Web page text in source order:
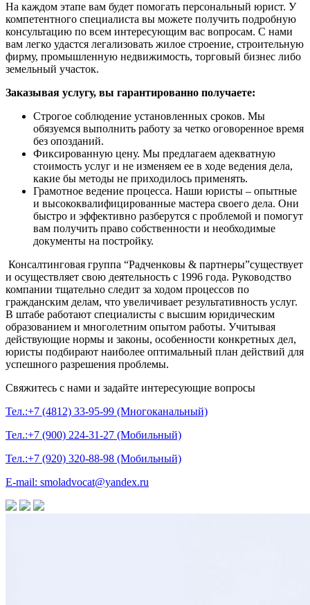
На каждом этапе вам будет помогать персональный юрист. У
компетентного специалиста вы можете получить подробную
консультацию по всем интересующим вас вопросам. С нами
вам легко удастся легализовать жилое строение, строительную
фирму, промышленную недвижимость, торговый бизнес либо
земельный участок.
Заказывая услугу, вы гарантированно получаете:
Строгое соблюдение установленных сроков. Мы
обязуемся выполнить работу за четко оговоренное время
без опозданий.
Фиксированную цену. Мы предлагаем адекватную
стоимость услуг и не изменяем ее в ходе ведения дела,
какие бы методы не приходилось применять.
Грамотное ведение процесса. Наши юристы – опытные
и высококвалифицированные мастера своего дела. Они
быстро и эффективно разберутся с проблемой и помогут
вам получить право собственности и необходимые
документы на постройку.
Консалтинговая группа “Радченковы & партнеры”существует
и осуществляет свою деятельность с 1996 года. Руководство
компании тщательно следит за ходом процессов по
гражданским делам, что увеличивает результативность услуг.
В штабе работают специалисты с высшим юридическим
образованием и многолетним опытом работы. Учитывая
действующие нормы и законы, особенности конкретных дел,
юристы подбирают наиболее оптимальный план действий для
успешного разрешения проблемы.
Свяжитесь с нами и задайте интересующие вопросы
Тел.:+7 (4812) 33-95-99 (Многоканальный)
Тел.:+7 (900) 224-31-27 (Мобильный)
Тел.:+7 (920) 320-88-98 (Мобильный)
E-mail: smoladvocat@yandex.ru